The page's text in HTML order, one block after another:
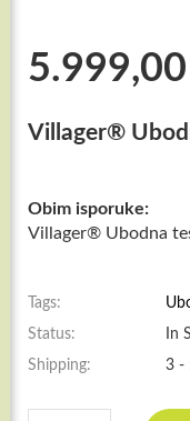
5.999,00
Villager®
Obim isporuke:
Villager® Ubodna
Tags:
Status:
In
Shipping:
3 -